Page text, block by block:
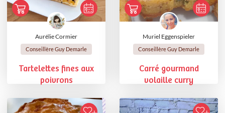
Aurélie Cormier
Conseillère Guy Demarle
Tartelettes fines aux
poivrons
Muriel Eggenspieler
Conseillère Guy Demarle
Carré gourmand
volaille curry